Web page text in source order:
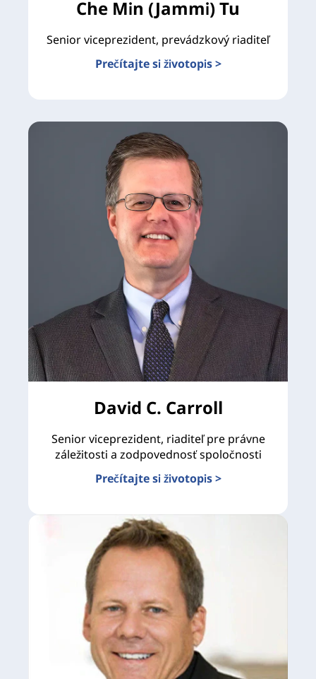
Che Min (Jammi) Tu
Senior viceprezident, prevádzkový riaditeľ
Prečítajte si životopis >
David C. Carroll
Senior viceprezident, riaditeľ pre právne
záležitosti a zodpovednosť spoločnosti
Prečítajte si životopis >